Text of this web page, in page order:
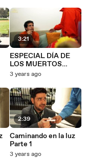
3:21
ESPECIAL DÍA DE
LOS MUERTOS
(AMOR DE FAMILIA)
3 years ago
2:39
Caminando en la luz
Parte 1
3 years ago